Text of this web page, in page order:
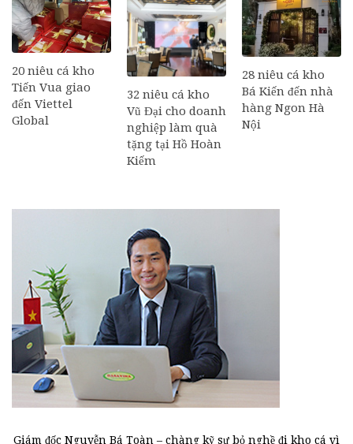
20 niêu cá kho
Tiến Vua giao
đến Viettel
Global
32 niêu cá kho
Vũ Đại cho doanh
nghiệp làm quà
tặng tại Hồ Hoàn
Kiếm
28 niêu cá kho
Bá Kiến đến nhà
hàng Ngon Hà
Nội
Giám đốc Nguyễn Bá Toàn – chàng kỹ sư bỏ nghề đi kho cá vì